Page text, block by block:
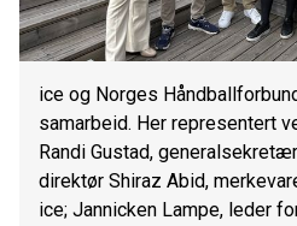
ice og Norges
samarbeid. Her representert
Randi Gustad,
direktør Shiraz Abid,
ice; Jannicken Lampe, leder